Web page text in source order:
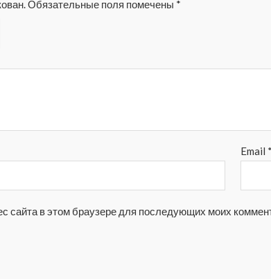
Обязательные поля помечены *
Email *
сайта в этом браузере для последующих моих